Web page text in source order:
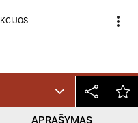
more_vert
APRAŠYMAS